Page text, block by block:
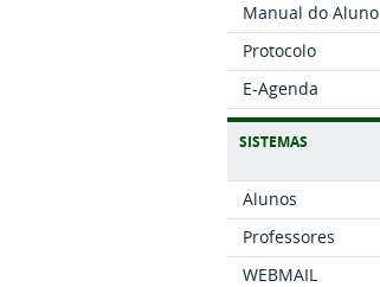
Manual do Aluno
Protocolo
E-Agenda
SISTEMAS
Alunos
Professores
WEBMAIL